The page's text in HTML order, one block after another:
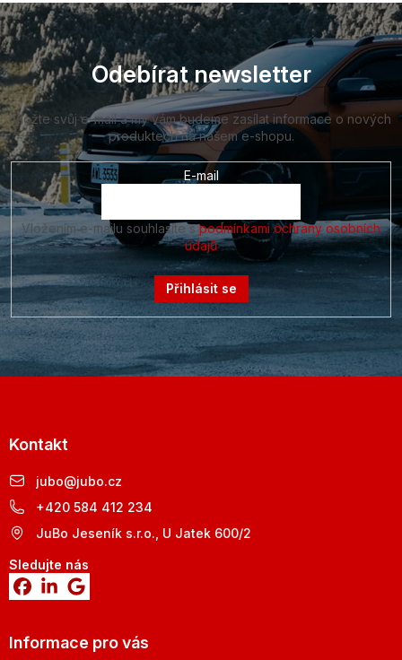
Z
á
p
a
t
í
Odebírat newsletter
Vložte svůj e-mail a my vám budeme zasílat informace o nových
produktech na našem e-shopu.
E-mail
Vložením e-mailu souhlasíte spodmínkami ochrany osobních
údajů
Přihlásit se
Kontakt
jubo@jubo.cz
+420 584 412 234
JuBo Jeseník s.r.o., U Jatek 600/2
Sledujte nás
Informace pro vás